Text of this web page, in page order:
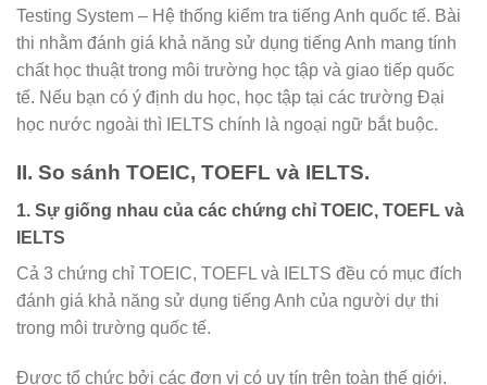
Testing System – Hệ thống kiểm tra tiếng Anh quốc tế. Bài
thi nhằm đánh giá khả năng sử dụng tiếng Anh mang tính
chất học thuật trong môi trường học tập và giao tiếp quốc
tế. Nếu bạn có ý định du học, học tập tại các trường Đại
học nước ngoài thì IELTS chính là ngoại ngữ bắt buộc.
II. So sánh TOEIC, TOEFL và IELTS.
1. Sự giống nhau của các chứng chỉ TOEIC, TOEFL và
IELTS
Cả 3 chứng chỉ TOEIC, TOEFL và IELTS đều có mục đích
đánh giá khả năng sử dụng tiếng Anh của người dự thi
trong môi trường quốc tế.
Được tổ chức bởi các đơn vị có uy tín trên toàn thế giới.